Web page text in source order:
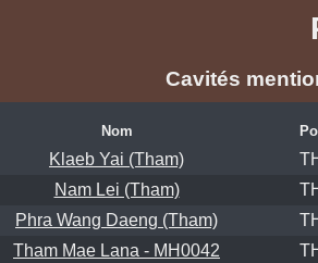
Cavités
Nom
Klaeb Yai (Tham)
Nam Lei (Tham)
Phra Wang Daeng (Tham)
Tham Mae Lana - MH0042